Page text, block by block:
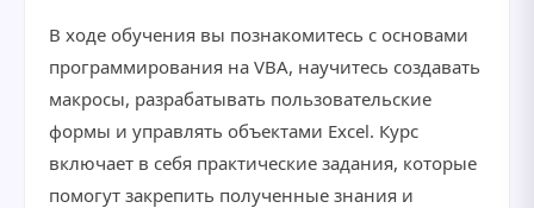
В ходе обучения вы познакомитесь с основами
программирования на VBA, научитесь создавать
макросы, разрабатывать пользовательские
формы и управлять объектами Excel. Курс
включает в себя практические задания, которые
помогут закрепить полученные знания и